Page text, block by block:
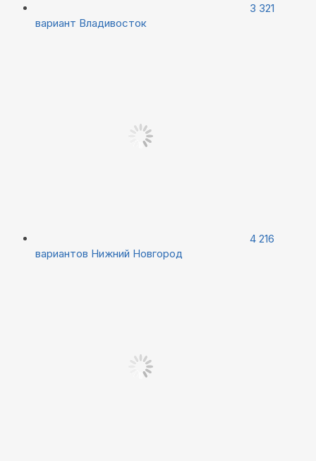
3 321
вариант Владивосток
4 216
вариантов Нижний Новгород